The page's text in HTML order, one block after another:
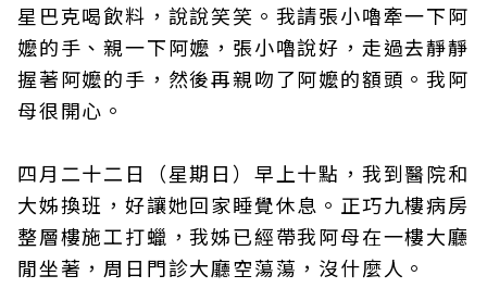
星巴克喝飲料，說說笑笑。我請張小嚕牽一下阿
嬤的手、親一下阿嬤，張小嚕說好，走過去靜靜
握著阿嬤的手，然後再親吻了阿嬤的額頭。我阿
母很開心。
四月二十二日（星期日）早上十點，我到醫院和
大姊換班，好讓她回家睡覺休息。正巧九樓病房
整層樓施工打蠟，我姊已經帶我阿母在一樓大廳
閒坐著，周日門診大廳空蕩蕩，沒什麼人。